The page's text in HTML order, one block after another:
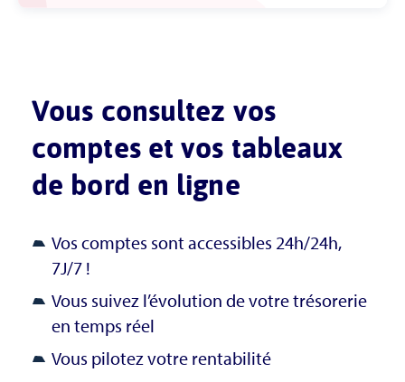
Vous consultez vos
comptes et vos tableaux
de bord en ligne
Vos comptes sont accessibles 24h/24h,
7J/7 !
Vous suivez l’évolution de votre trésorerie
en temps réel
Vous pilotez votre rentabilité